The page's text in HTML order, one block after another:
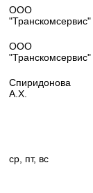
ООО
"Транскомсервис"
ООО
"Транскомсервис"
Спиридонова
А.Х.
ср, пт, вс